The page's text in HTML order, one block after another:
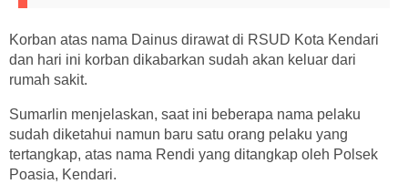
Korban atas nama Dainus dirawat di RSUD Kota Kendari
dan hari ini korban dikabarkan sudah akan keluar dari
rumah sakit.
Sumarlin menjelaskan, saat ini beberapa nama pelaku
sudah diketahui namun baru satu orang pelaku yang
tertangkap, atas nama Rendi yang ditangkap oleh Polsek
Poasia, Kendari.